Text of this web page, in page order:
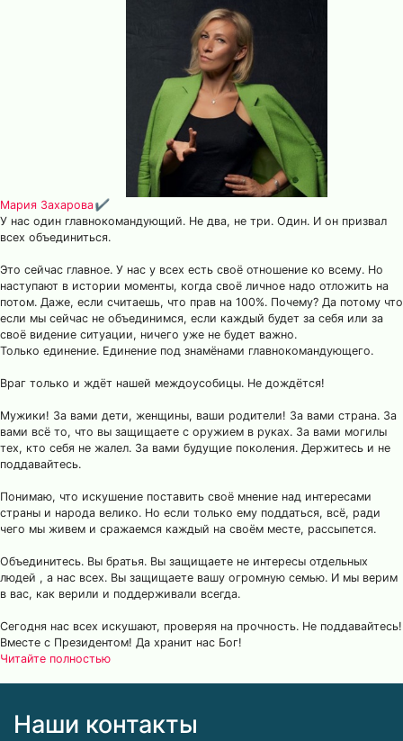
Мария Захарова✔
У нас один главнокомандующий. Не два, не три. Один. И он призвал
всех объединиться.
Это сейчас главное. У нас у всех есть своё отношение ко всему. Но
наступают в истории моменты, когда своё личное надо отложить на
потом. Даже, если считаешь, что прав на 100%. Почему? Да потому что
если мы сейчас не объединимся, если каждый будет за себя или за
своё видение ситуации, ничего уже не будет важно.
Только единение. Единение под знамёнами главнокомандующего.
Враг только и ждёт нашей междоусобицы. Не дождётся!
Мужики! За вами дети, женщины, ваши родители! За вами страна. За
вами всё то, что вы защищаете с оружием в руках. За вами могилы
тех, кто себя не жалел. За вами будущие поколения. Держитесь и не
поддавайтесь.
Понимаю, что искушение поставить своё мнение над интересами
страны и народа велико. Но если только ему поддаться, всё, ради
чего мы живем и сражаемся каждый на своём месте, рассыпется.
Объединитесь. Вы братья. Вы защищаете не интересы отдельных
людей , а нас всех. Вы защищаете вашу огромную семью. И мы верим
в вас, как верили и поддерживали всегда.
Сегодня нас всех искушают, проверяя на прочность. Не поддавайтесь!
Вместе с Президентом! Да хранит нас Бог!
Читайте полностью
Наши контакты